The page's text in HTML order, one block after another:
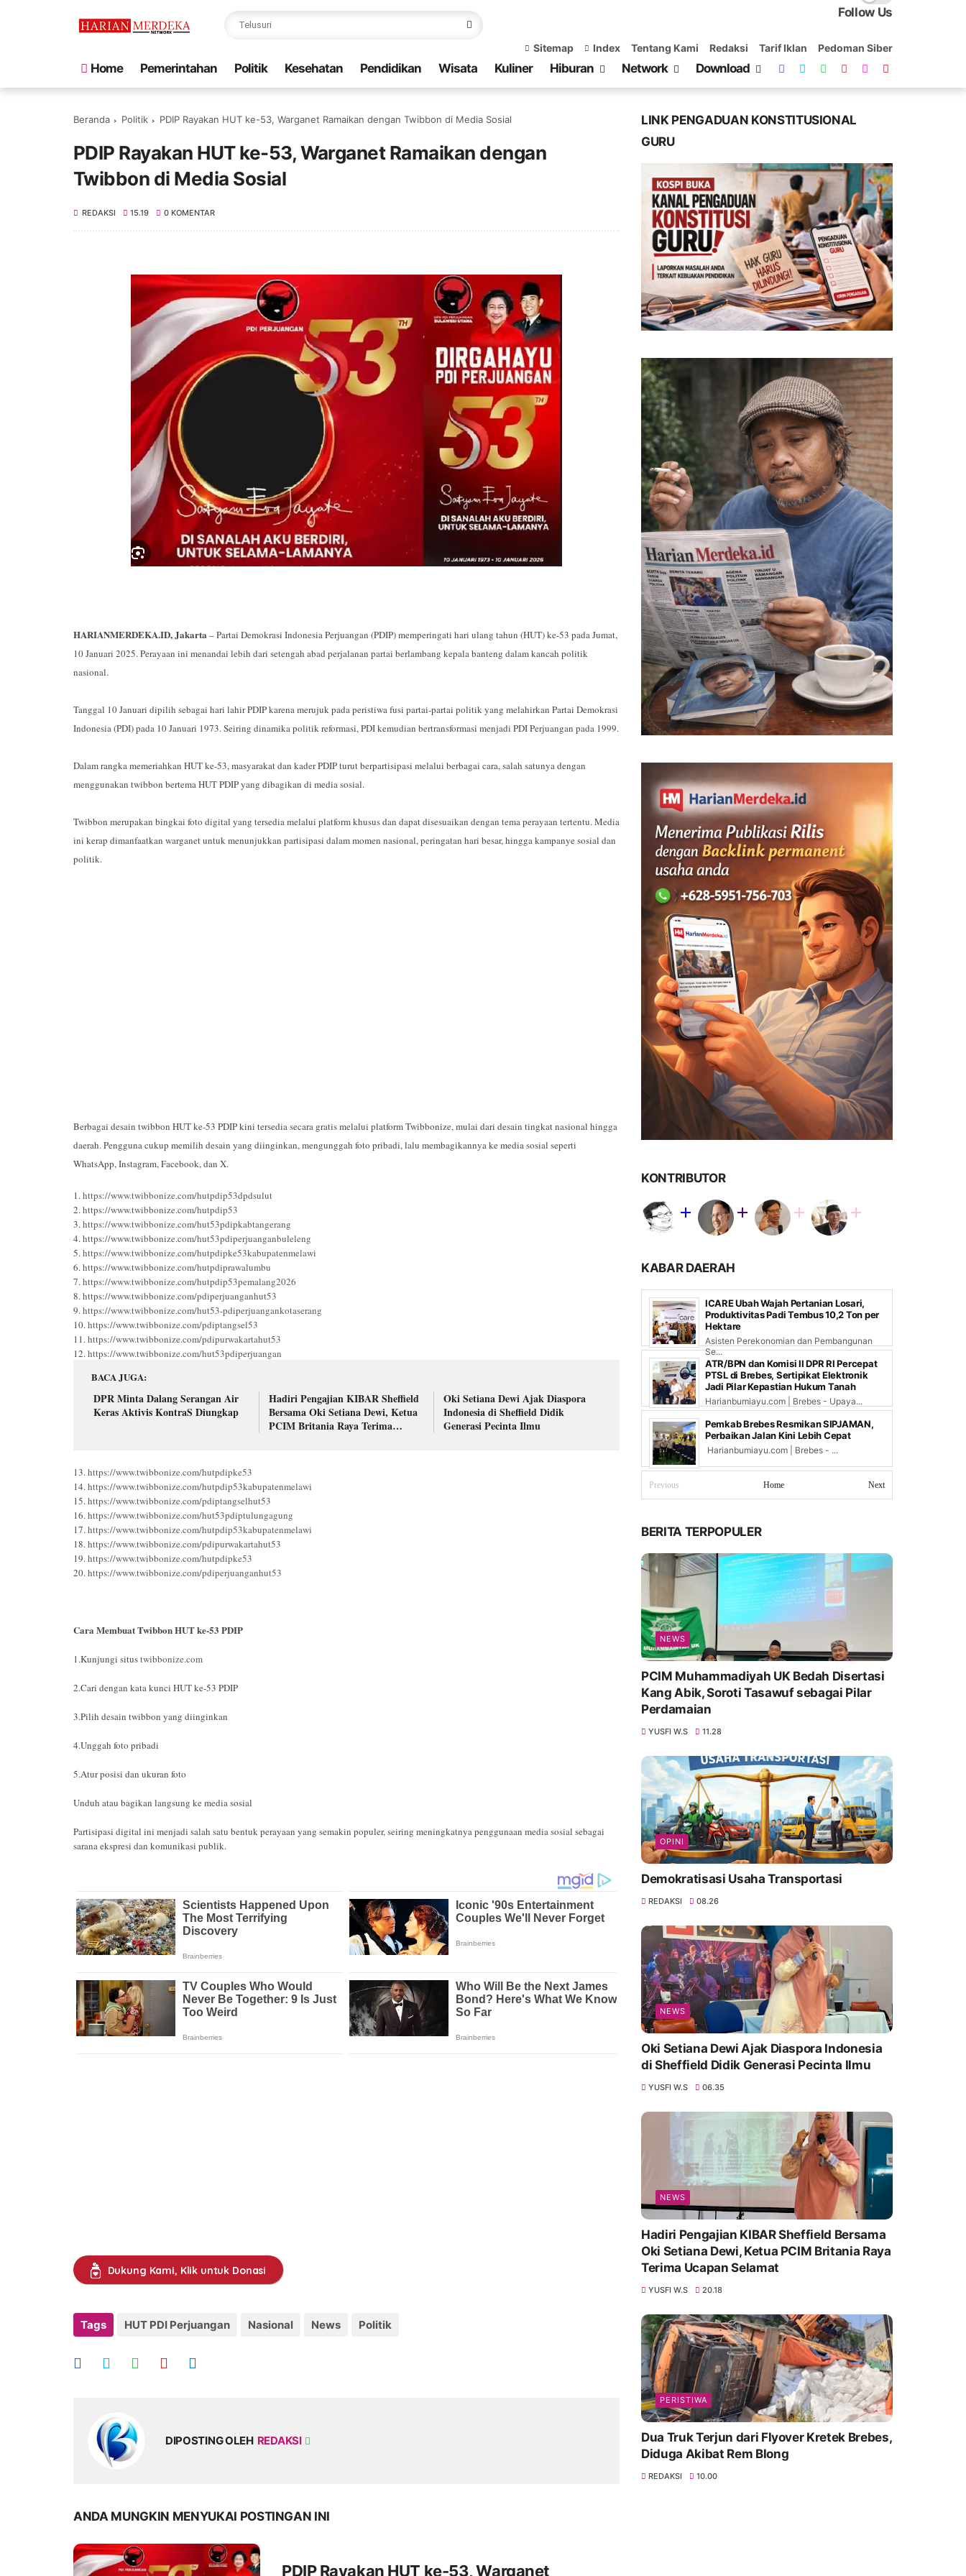
Follow Us
Sitemap Index Tentang Kami Redaksi Tarif Iklan Pedoman Siber
Home Pemerintahan Politik Kesehatan Pendidikan Wisata Kuliner Hiburan Network Download
Beranda Politik PDIP Rayakan HUT ke-53, Warganet Ramaikan dengan Twibbon di Media Sosial
PDIP Rayakan HUT ke-53, Warganet Ramaikan dengan
Twibbon di Media Sosial
REDAKSI 15.19 0 KOMENTAR
HARIANMERDEKA.ID, Jakarta – Partai Demokrasi Indonesia Perjuangan (PDIP) memperingati hari ulang tahun (HUT) ke-53 pada Jumat,
10 Januari 2025. Perayaan ini menandai lebih dari setengah abad perjalanan partai berlambang kepala banteng dalam kancah politik
nasional.
Tanggal 10 Januari dipilih sebagai hari lahir PDIP karena merujuk pada peristiwa fusi partai-partai politik yang melahirkan Partai Demokrasi
Indonesia (PDI) pada 10 Januari 1973. Seiring dinamika politik reformasi, PDI kemudian bertransformasi menjadi PDI Perjuangan pada 1999.
Dalam rangka memeriahkan HUT ke-53, masyarakat dan kader PDIP turut berpartisipasi melalui berbagai cara, salah satunya dengan
menggunakan twibbon bertema HUT PDIP yang dibagikan di media sosial.
Twibbon merupakan bingkai foto digital yang tersedia melalui platform khusus dan dapat disesuaikan dengan tema perayaan tertentu. Media
ini kerap dimanfaatkan warganet untuk menunjukkan partisipasi dalam momen nasional, peringatan hari besar, hingga kampanye sosial dan
politik.
Berbagai desain twibbon HUT ke-53 PDIP kini tersedia secara gratis melalui platform Twibbonize, mulai dari desain tingkat nasional hingga
daerah. Pengguna cukup memilih desain yang diinginkan, mengunggah foto pribadi, lalu membagikannya ke media sosial seperti
WhatsApp, Instagram, Facebook, dan X.
1.https://www.twibbonize.com/hutpdip53dpdsulut
2.https://www.twibbonize.com/hutpdip53
3.https://www.twibbonize.com/hut53pdipkabtangerang
4.https://www.twibbonize.com/hut53pdiperjuanganbuleleng
5.https://www.twibbonize.com/hutpdipke53kabupatenmelawi
6.https://www.twibbonize.com/hutpdiprawalumbu
7.https://www.twibbonize.com/hutpdip53pemalang2026
8.https://www.twibbonize.com/pdiperjuanganhut53
9.https://www.twibbonize.com/hut53-pdiperjuangankotaserang
10.https://www.twibbonize.com/pdiptangsel53
11.https://www.twibbonize.com/pdipurwakartahut53
12.https://www.twibbonize.com/hut53pdiperjuangan
BACA JUGA
DPR Minta Dalang Serangan Air
Keras Aktivis KontraS Diungkap
Hadiri Pengajian KIBAR Sheffield
Bersama Oki Setiana Dewi, Ketua
PCIM Britania Raya Terima
Oki Setiana Dewi Ajak Diaspora
Indonesia di Sheffield Didik
Generasi Pecinta Ilmu
13.https://www.twibbonize.com/hutpdipke53
14.https://www.twibbonize.com/hutpdip53kabupatenmelawi
15.https://www.twibbonize.com/pdiptangselhut53
16.https://www.twibbonize.com/hut53pdiptulungagung
17.https://www.twibbonize.com/hutpdip53kabupatenmelawi
18.https://www.twibbonize.com/pdipurwakartahut53
19.https://www.twibbonize.com/hutpdipke53
20.https://www.twibbonize.com/pdiperjuanganhut53
Cara Membuat Twibbon HUT ke-53 PDIP
1.Kunjungi situstwibbonize.com
2.Cari dengan kata kunci HUT ke-53 PDIP
3.Pilih desain twibbon yang diinginkan
4.Unggah foto pribadi
5.Atur posisi dan ukuran foto
Unduh atau bagikan langsung ke media sosial
Partisipasi digital ini menjadi salah satu bentuk perayaan yang semakin populer, seiring meningkatnya penggunaan media sosial sebagai
sarana ekspresi dan komunikasi publik.
Dukung Kami, Klik untuk Donasi
Tags HUT PDI Perjuangan Nasional News Politik
DIPOSTING OLEH REDAKSI
ANDA MUNGKIN MENYUKAI POSTINGAN INI
PDIP Rayakan HUT ke-53, Warganet
LINK PENGADUAN KONSTITUSIONAL
GURU
KONTRIBUTOR
KABAR DAERAH
ICARE Ubah Wajah Pertanian Losari,
Produktivitas Padi Tembus 10,2 Ton per
Hektare
Asisten Perekonomian dan Pembangunan
Se...
ATR/BPN dan Komisi II DPR RI Percepat
PTSL di Brebes, Sertipikat Elektronik
Jadi Pilar Kepastian Hukum Tanah
Harianbumiayu.com | Brebes - Upaya...
Pemkab Brebes Resmikan SIPJAMAN,
Perbaikan Jalan Kini Lebih Cepat
Harianbumiayu.com | Brebes - ...
Previous Next
Home
BERITA TERPOPULER
NEWS
PCIM Muhammadiyah UK Bedah Disertasi
Kang Abik, Soroti Tasawuf sebagai Pilar
Perdamaian
YUSFI W.S 11.28
OPINI
Demokratisasi Usaha Transportasi
REDAKSI 08.26
NEWS
Oki Setiana Dewi Ajak Diaspora Indonesia
di Sheffield Didik Generasi Pecinta Ilmu
YUSFI W.S 06.35
NEWS
Hadiri Pengajian KIBAR Sheffield Bersama
Oki Setiana Dewi, Ketua PCIM Britania Raya
Terima Ucapan Selamat
YUSFI W.S 20.18
PERISTIWA
Dua Truk Terjun dari Flyover Kretek Brebes,
Diduga Akibat Rem Blong
REDAKSI 10.00